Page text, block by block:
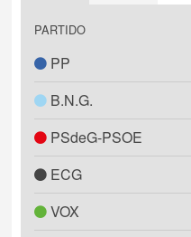
PARTIDO
PP
B.N.G.
PSdeG-PSOE
ECG
VOX